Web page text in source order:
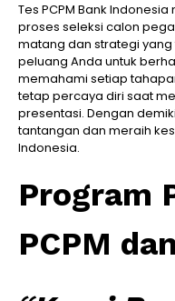
Tes PCPM Bank
proses seleksi calon
matang dan strategi
peluang Anda untuk
memahami setiap
tetap percaya diri saat
presentasi. Dengan
tantangan dan meraih
Indonesia.
Program
PCPM